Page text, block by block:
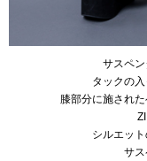
サスペン
タックの
膝部分に施され
シルエッ
サス